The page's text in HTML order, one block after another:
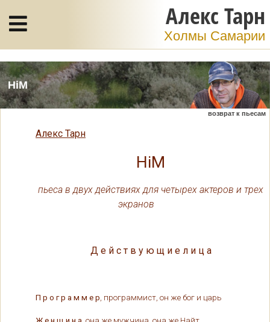
Алекс Тарн
Холмы Самарии
HiM
возврат к пьесам
Алекс Тарн
HiM
пьеса в двух действиях для четырех актеров и трех
экранов
Д е й с т в у ю щ и е л и ц а
П р о г р а м м е р , программист, он же бог и царь